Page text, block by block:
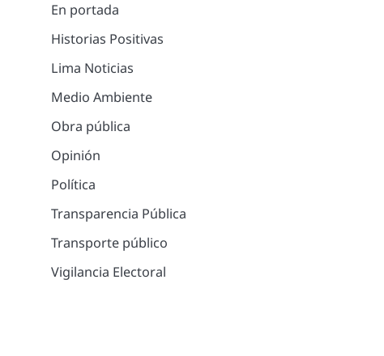
En portada
Historias Positivas
Lima Noticias
Medio Ambiente
Obra pública
Opinión
Política
Transparencia Pública
Transporte público
Vigilancia Electoral